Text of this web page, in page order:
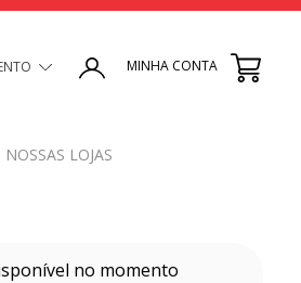
MINHA CONTA
NOSSAS LOJAS
no momento